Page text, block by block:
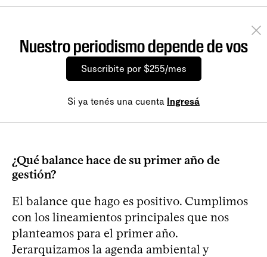
Nuestro periodismo depende de vos
Suscribite por $255/mes
Si ya tenés una cuenta Ingresá
¿Qué balance hace de su primer año de
gestión?
El balance que hago es positivo. Cumplimos
con los lineamientos principales que nos
planteamos para el primer año.
Jerarquizamos la agenda ambiental y